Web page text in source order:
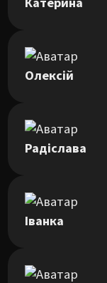
Олексій
Радіслава
Іванка